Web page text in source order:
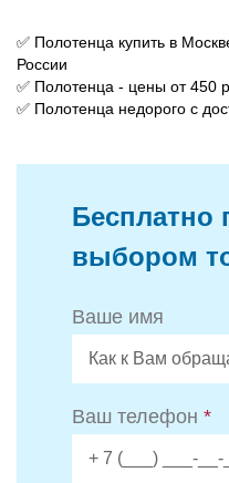
✅ Полотенца купить в
России
✅ Полотенца - цены от 450
✅ Полотенца недорого с
Бесплатно
выбором
Ваше имя
Ваш телефон *